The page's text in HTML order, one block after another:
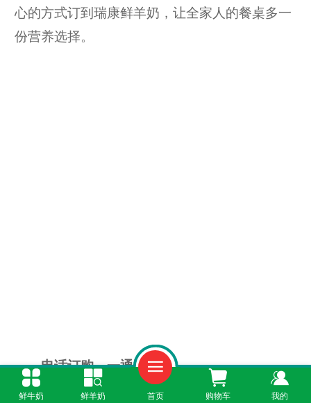
心的方式订到瑞康鲜羊奶，让全家人的餐桌多一
份营养选择。
电话订购，一通即达
鲜牛奶 鲜羊奶 首页 购物车 我的